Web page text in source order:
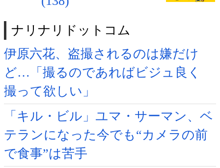
ナリナリドットコム
伊原六花、盗撮されるのは嫌だけ
ど…「撮るのであればビジュ良く
撮って欲しい」
「キル・ビル」ユマ・サーマン、ベ
テランになった今でも“カメラの前
で食事”は苦手